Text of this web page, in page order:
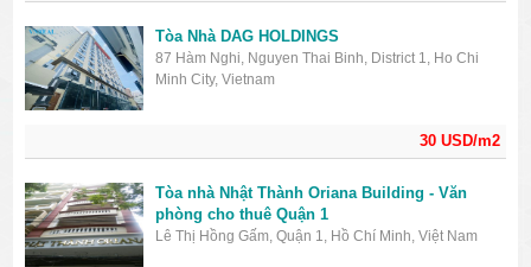
30 USD/m2
Tòa Nhà DAG HOLDINGS
87 Hàm Nghi, Nguyen Thai Binh, District 1, Ho Chi
Minh City, Vietnam
Tòa nhà Nhật Thành Oriana Building - Văn
phòng cho thuê Quận 1
Lê Thị Hồng Gấm, Quận 1, Hồ Chí Minh, Việt Nam